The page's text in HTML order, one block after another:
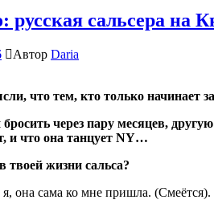
сальсера на
Автор Daria
что тем, кто только начинает
через пару месяцев,
что она танцует NY…
жизни сальса?
она сама ко мне пришла. (Смеётся).